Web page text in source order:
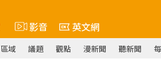
影音 英文網
區域 議題 觀點 漫新聞 聽新聞